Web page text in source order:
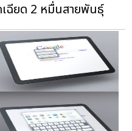
ฉียด 2 หมื่นสายพันธุ์